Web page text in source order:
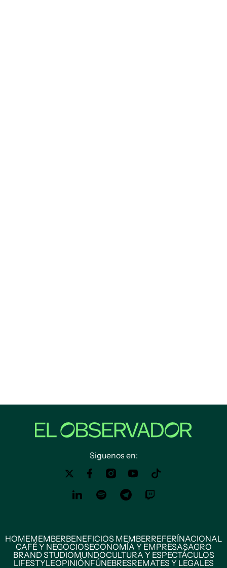
Siguenos en:
HOMEMEMBERBENEFICIOS MEMBERREFERÍNACIONAL
CAFÉ Y NEGOCIOSECONOMÍA Y EMPRESASAGRO
BRAND STUDIOMUNDOCULTURA Y ESPECTÁCULOS
LIFESTYLEOPINIÓNFÚNEBRESREMATES Y LEGALES